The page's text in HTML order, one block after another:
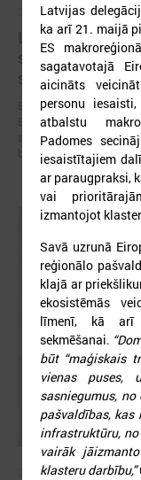
2026. gada 19. jūnijs
Latvijas
sadarbībai ar
starptautiskai
Eiropas Pašvaldību un
Europe” un Latvijas
starptautiskai
balva 2026”.
2026. gada 17. jūnijs
Latvijas
ka arī 21. maijā
ES
sagatavotajā
aicināts
personu
atbalstu
Padomes
iesaistītajiem
ar paraugpraksi,
vai
izmantojot
Savā uzrunā
reģionālo
klajā ar
ekosistēmās
līmenī, kā arī
sekmēšanai.
būt “maģiskais
vienas puses,
sasniegumus,
pašvaldības, kas
infrastruktūru,
vairāk
klasteru darbību,”